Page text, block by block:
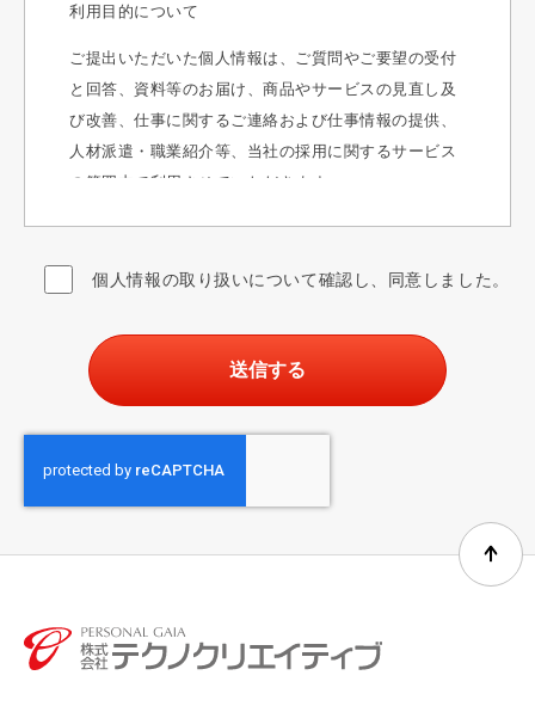
利用目的について
ご提出いただいた個人情報は、ご質問やご要望の受付
と回答、資料等のお届け、商品やサービスの見直し及
び改善、仕事に関するご連絡および仕事情報の提供、
人材派遣・職業紹介等、当社の採用に関するサービス
の範囲内で利用させていただきます。
提供について
ご提出いただいた個人情報はご本人の同意なく第三者
委託について
業務処理上、個人情報を当社の選定した委託先に委託
する場合がございます。尚、委託先に対しては「業務
委託契約書」及び「個人情報委託業務に関する覚書」
しかしながら、ご記入いただけなかった項目の内容次
個人情報の取り扱いについて確認し、同意しました。